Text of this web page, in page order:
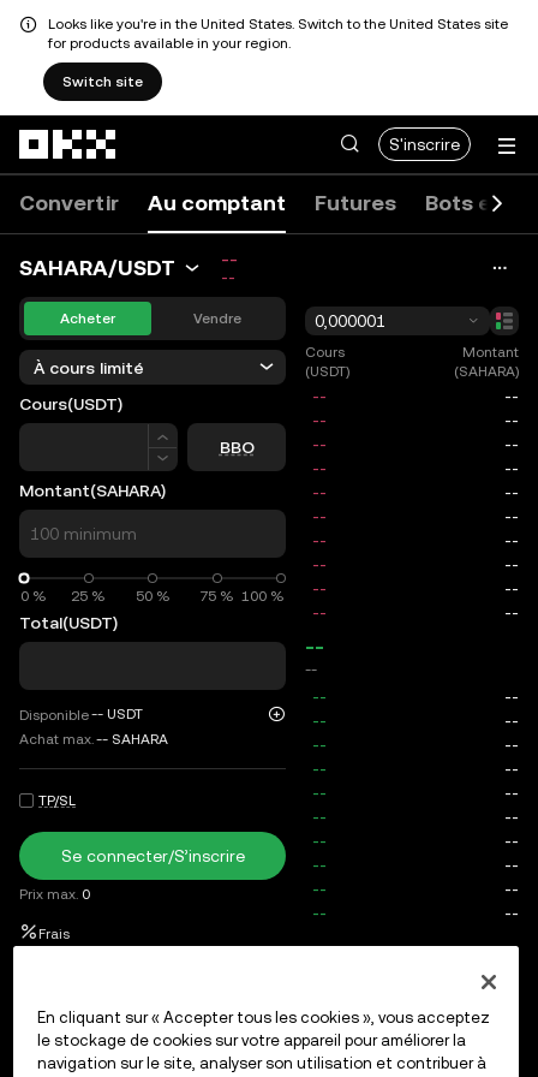
Looks like you're in the United States. Switch to the United States site
for products available in your region.
Switch site
S'inscrire
Convertir Au comptant Futures Bots et
SAHARA/USDT --
--
Acheter Vendre
À cours limité
Cours(USDT)
Cours
BBO
Montant(SAHARA)
0 % 25 % 50 % 75 % 100 %
0 %
Total(USDT)
Disponible-- USDT
Achat max.-- SAHARA
TP/SL
Se connecter/S’inscrire
Prix max. 0
Frais
0,000001
Cours
(USDT)
Montant
(SAHARA)
--
--
En cliquant sur « Accepter tous les cookies », vous acceptez
le stockage de cookies sur votre appareil pour améliorer la
navigation sur le site, analyser son utilisation et contribuer à